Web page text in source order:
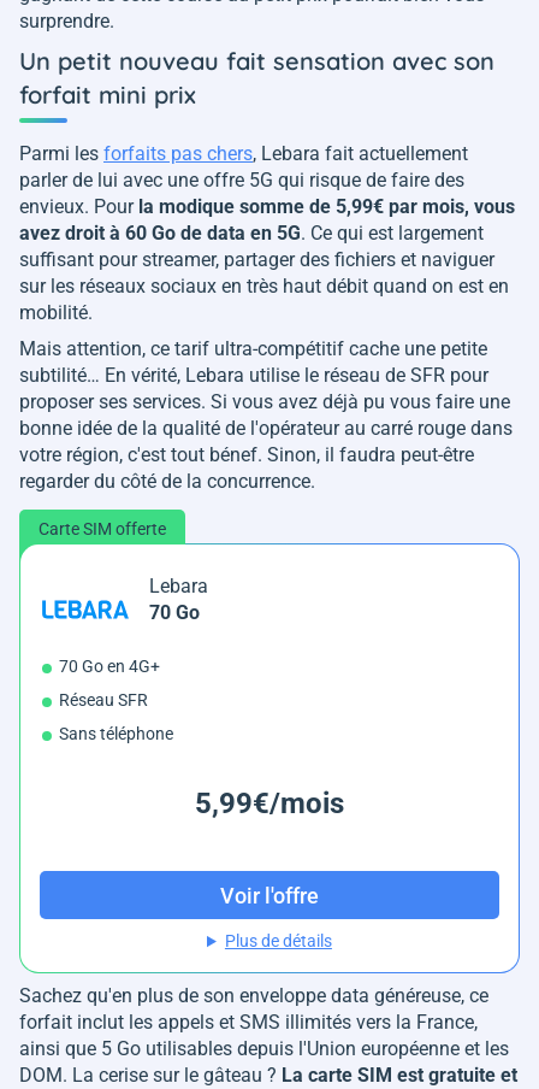
surprendre.
Un petit nouveau fait sensation avec son
forfait mini prix
Parmi les forfaits pas chers, Lebara fait actuellement
parler de lui avec une offre 5G qui risque de faire des
envieux. Pour la modique somme de 5,99€ par mois, vous
avez droit à 60 Go de data en 5G. Ce qui est largement
suffisant pour streamer, partager des fichiers et naviguer
sur les réseaux sociaux en très haut débit quand on est en
mobilité.
Mais attention, ce tarif ultra-compétitif cache une petite
subtilité… En vérité, Lebara utilise le réseau de SFR pour
proposer ses services. Si vous avez déjà pu vous faire une
bonne idée de la qualité de l'opérateur au carré rouge dans
votre région, c'est tout bénef. Sinon, il faudra peut-être
regarder du côté de la concurrence.
Carte SIM offerte
Lebara
70 Go
70 Go en 4G+
Réseau SFR
Sans téléphone
5,99€/mois
Voir l'offre
Plus de détails
Sachez qu'en plus de son enveloppe data généreuse, ce
forfait inclut les appels et SMS illimités vers la France,
ainsi que 5 Go utilisables depuis l'Union européenne et les
DOM. La cerise sur le gâteau ? La carte SIM est gratuite et